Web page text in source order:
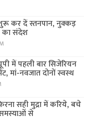
कर दें स्तनपान, नुक्कड़
का संदेश
में पहली बार सिजेरियन
मां-नवजात दोनों स्वस्थ
सही मुद्रा में करिये, बचे
से